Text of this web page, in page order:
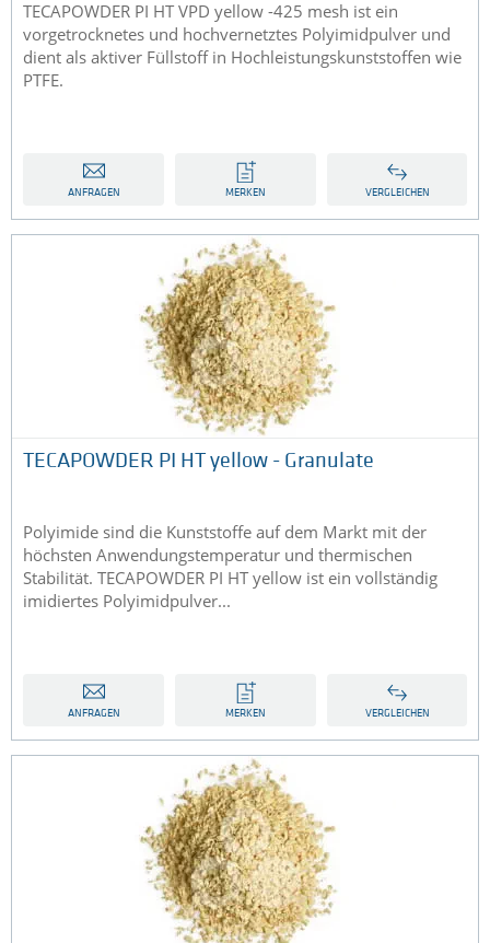
TECAPOWDER PI HT VPD yellow -425 mesh ist ein
vorgetrocknetes und hochvernetztes Polyimidpulver und
dient als aktiver Füllstoff in Hochleistungskunststoffen wie
PTFE.
ANFRAGEN MERKEN VERGLEICHEN
TECAPOWDER PI HT yellow - Granulate
Polyimide sind die Kunststoffe auf dem Markt mit der
höchsten Anwendungstemperatur und thermischen
Stabilität. TECAPOWDER PI HT yellow ist ein vollständig
imidiertes Polyimidpulver...
ANFRAGEN MERKEN VERGLEICHEN